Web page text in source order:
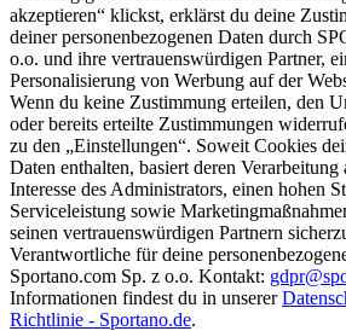
akzeptieren“ klickst, erklärst du deine
deiner personenbezogenen Daten durch
o.o. und ihre vertrauenswürdigen Partner,
Personalisierung von Werbung auf der
Wenn du keine Zustimmung erteilen, den
oder bereits erteilte Zustimmungen
zu den „Einstellungen“. Soweit Cookies
Daten enthalten, basiert deren Verarbeitung
Interesse des Administrators, einen hohen
Serviceleistung sowie
seinen vertrauenswürdigen Partnern
Verantwortliche für deine
Sportano.com Sp. z o.o. Kontakt:
Informationen findest du in unserer
Richtlinie - Sportano.de.